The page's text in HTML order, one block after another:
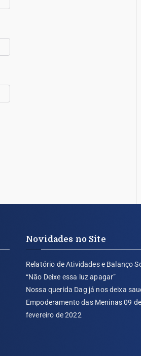
Novidades no Site
Relatório de Atividades e Balanço
“Não Deixe essa luz apagar”
Nossa querida Dag já nos deixa
Empoderamento das Meninas 09 de
fevereiro de 2022